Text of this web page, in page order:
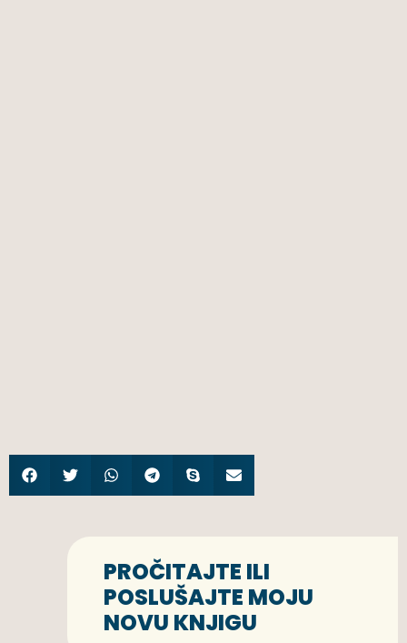
PROČITAJTE ILI
POSLUŠAJTE MOJU
NOVU KNJIGU